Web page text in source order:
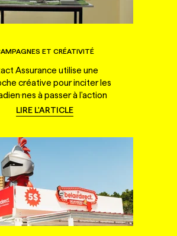
ET CRÉATIVITÉ
Assurance utilise une
créative pour inciter les
à passer à l'action
LIRE L'ARTICLE